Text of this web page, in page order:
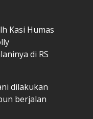
Kasi Humas
di RS
dilakukan
berjalan